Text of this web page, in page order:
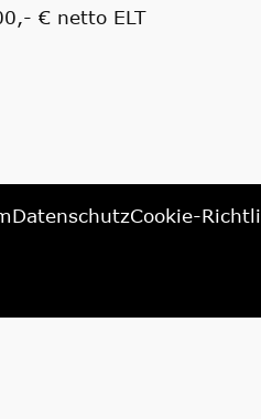
€ netto ELT
DatenschutzCookie-